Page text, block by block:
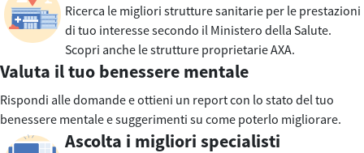
Ricerca le migliori strutture sanitarie per le prestazioni
di tuo interesse secondo il Ministero della Salute.
Scopri anche le strutture proprietarie AXA.
Valuta il tuo benessere mentale
Rispondi alle domande e ottieni un report con lo stato del tuo
benessere mentale e suggerimenti su come poterlo migliorare.
Ascolta i migliori specialisti